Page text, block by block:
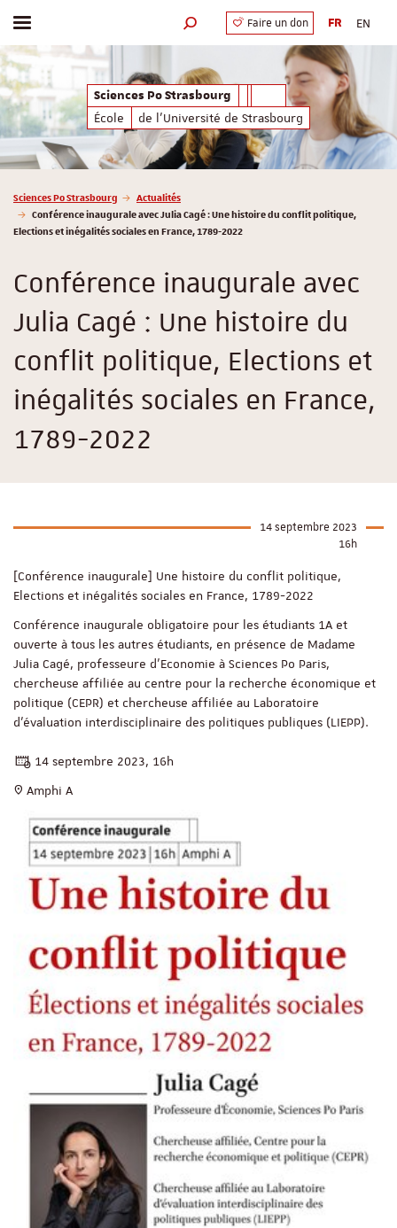
Sciences Po Strasbourg
École
de l'Université de Strasbourg
Afficher / masquer le menu Moteur de recherche
Faire un don FR EN
Vous êtes ici :
Sciences Po Strasbourg
Actualités
Conférence inaugurale avec Julia Cagé : Une histoire du conflit politique,
Elections et inégalités sociales en France, 1789-2022
Conférence inaugurale avec
Julia Cagé : Une histoire du
conflit politique, Elections et
inégalités sociales en France,
1789-2022
14 septembre 2023
16h
[Conférence inaugurale] Une histoire du conflit politique,
Elections et inégalités sociales en France, 1789-2022
Conférence inaugurale obligatoire pour les étudiants 1A et
ouverte à tous les autres étudiants, en présence de Madame
Julia Cagé, professeure d'Economie à Sciences Po Paris,
chercheuse affiliée au centre pour la recherche économique et
politique (CEPR) et chercheuse affiliée au Laboratoire
d'évaluation interdisciplinaire des politiques publiques (LIEPP).
14 septembre 2023, 16h
Amphi A